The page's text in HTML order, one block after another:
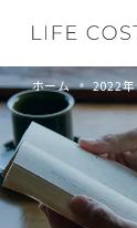
ホーム 2022年